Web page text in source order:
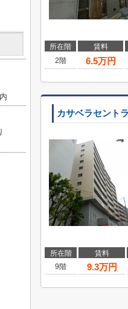
所在階 賃料
2階
6.5万円
カサベラセント
所在階 賃料
9階
9.3万円